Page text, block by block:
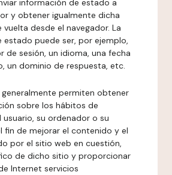
información de estado a
y obtener igualmente dicha
desde el navegador. La
estado puede ser, por ejemplo,
de sesión, un idioma, una fecha
un dominio de respuesta, etc.
generalmente permiten obtener
sobre los hábitos de
usuario, su ordenador o su
fin de mejorar el contenido y el
por el sitio web en cuestión,
de dicho sitio y proporcionar
Internet servicios